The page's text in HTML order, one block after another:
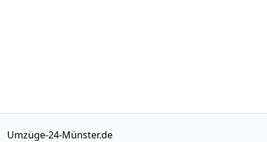
Umzüge-24-Münster.de